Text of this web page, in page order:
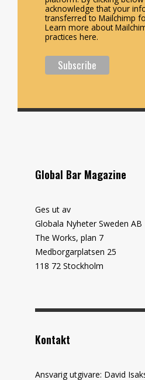
acknowledge that your
transferred to Mailchimp
Learn more about
practices here.
Global Bar Magazine
Ges ut av
Globala Nyheter Sweden AB
The Works, plan 7
Medborgarplatsen 25
118 72 Stockholm
Kontakt
Ansvarig utgivare: David